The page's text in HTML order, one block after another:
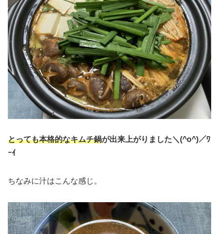
とっても本格的なキムチ鍋が出来上がりました＼(^o^)／ﾜ
ｰｲ
ちなみに汁はこんな感じ。